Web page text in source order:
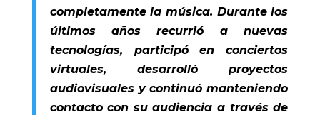
completamente la música. Durante los
últimos años recurrió a nuevas
tecnologías, participó en conciertos
virtuales, desarrolló proyectos
audiovisuales y continuó manteniendo
contacto con su audiencia a través de